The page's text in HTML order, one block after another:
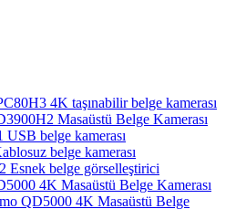
4K taşınabilir belge kamerası
Masaüstü Belge Kamerası
USB belge kamerası
belge kamerası
Esnek belge görselleştirici
4K Masaüstü Belge Kamerası
QD5000 4K Masaüstü Belge